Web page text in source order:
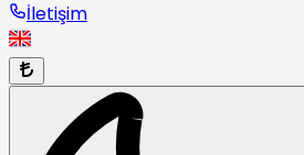
İletişim